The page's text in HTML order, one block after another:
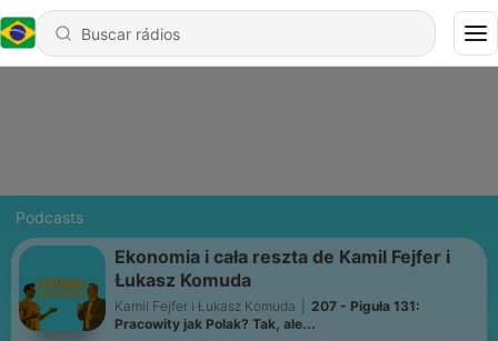
Podcasts
Ekonomia i cała reszta de Kamil Fejfer i
Łukasz Komuda
Kamil Fejfer i Łukasz Komuda
207 - Piguła 131:
Pracowity jak Polak? Tak, ale...